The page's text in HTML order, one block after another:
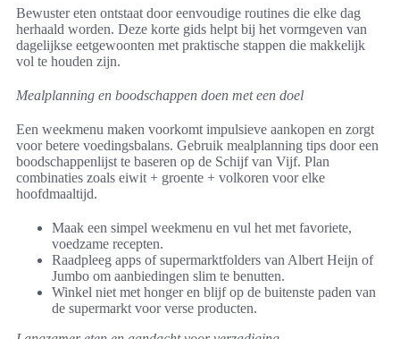
Bewuster eten ontstaat door eenvoudige routines die elke dag
herhaald worden. Deze korte gids helpt bij het vormgeven van
dagelijkse eetgewoonten met praktische stappen die makkelijk
vol te houden zijn.
Mealplanning en boodschappen doen met een doel
Een weekmenu maken voorkomt impulsieve aankopen en zorgt
voor betere voedingsbalans. Gebruik mealplanning tips door een
boodschappenlijst te baseren op de Schijf van Vijf. Plan
combinaties zoals eiwit + groente + volkoren voor elke
hoofdmaaltijd.
Maak een simpel weekmenu en vul het met favoriete,
voedzame recepten.
Raadpleeg apps of supermarktfolders van Albert Heijn of
Jumbo om aanbiedingen slim te benutten.
Winkel niet met honger en blijf op de buitenste paden van
de supermarkt voor verse producten.